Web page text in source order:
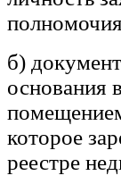
б)
основания
которое
реестре